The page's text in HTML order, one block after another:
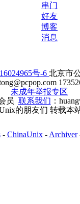
串门
好友
博客
消息
号-6 北京市
未成年举报专区
员 联系我们 ：
的朋友们 转载本
- ChinaUnix- Archiver